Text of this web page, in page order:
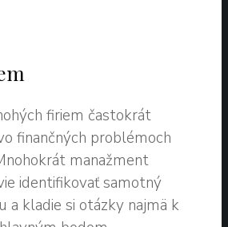
firiem častokrát
finančných problémoch
manažment
identifikovať samotný
a kladie si otázky najmä k